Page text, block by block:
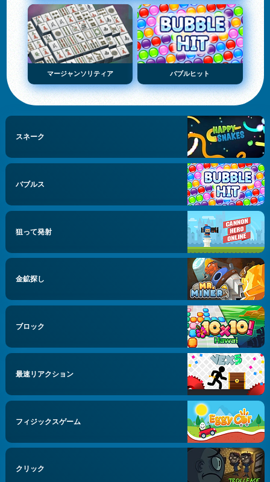
マージャンソリティア バブルヒット
スネーク
バブルス
狙って発射
金鉱探し
ブロック
最速リアクション
フィジックスゲーム
クリック